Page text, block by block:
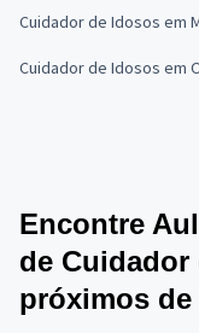
Cuidador de Idosos em
Cuidador de Idosos em
Encontre
de
próximos de